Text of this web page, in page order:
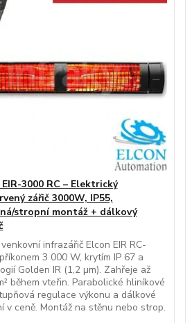
EIR-3000 RC – Elektrický
zářič 3000W, IP55,
stropní montáž + dálkový
infrazářič Elcon EIR RC-
3 000 W, krytím IP 67 a
Golden IR (1,2 µm). Zahřeje až
během vteřin. Parabolické hliníkové
regulace výkonu a dálkové
v ceně. Montáž na stěnu nebo strop.